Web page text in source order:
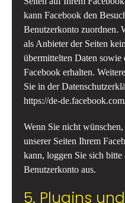
kann Facebook den
Benutzerkonto zuordnen.
als Anbieter der Seiten
übermittelten Daten sowie
Facebook erhalten.
Sie in der
https://de-
Wenn Sie nicht
unserer Seiten Ihrem
kann, loggen Sie sich
Benutzerkonto aus.
5. Plugins